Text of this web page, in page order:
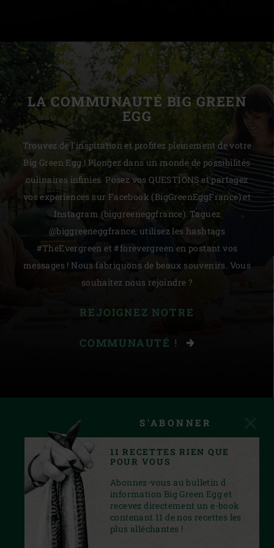
LA COMMUNAUTÉ BIG GREEN
EGG
Trouvez de l'inspiration et profitez pleinement de votre
Big Green Egg ! Plongez dans un monde de possibilités
culinaires infinies. Posez vos QUESTIONS et partagez
vos expériences sur Facebook (BigGreenEggFrance) et
Instagram (biggreeneggfrance). Taguez
@biggreeneggfrance, utilisez les hashtags
#TheEvergreen et #forevergreen en postant vos
messages ! Nous fabriquons de beaux souvenirs. Vous
souhaitez nous rejoindre ?
REJOIGNEZ NOTRE
COMMUNAUTÉ !
S'ABONNER
11 RECETTES RIEN QUE
POUR VOUS
Abonnez-vous au bulletin d
information Big Green Egg et
recevez directement un e-book
contenant 11 de nos recettes les
plus alléchantes !